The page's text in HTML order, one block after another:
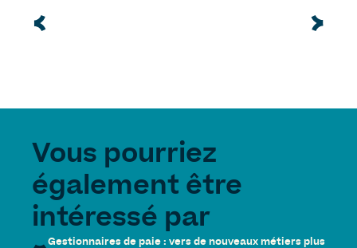
Vous pourriez
également être
intéressé par
Gestionnaires de paie : vers de nouveaux métiers plus